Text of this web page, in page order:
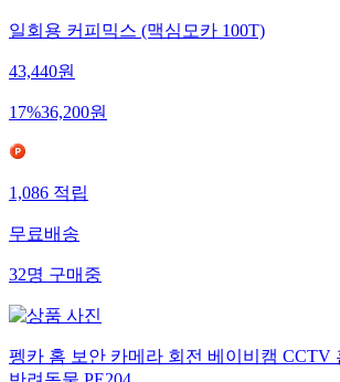
일회용 커피믹스 (맥심모카 100T)
43,440원
17%36,200원
1,086적립
무료배송
32명구매중
펭카 홈 보안 카메라 회전 베이비캠 CCTV